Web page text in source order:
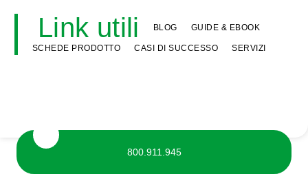
Link utili BLOG GUIDE & EBOOK
SCHEDE PRODOTTO CASI DI SUCCESSO SERVIZI
800.911.945